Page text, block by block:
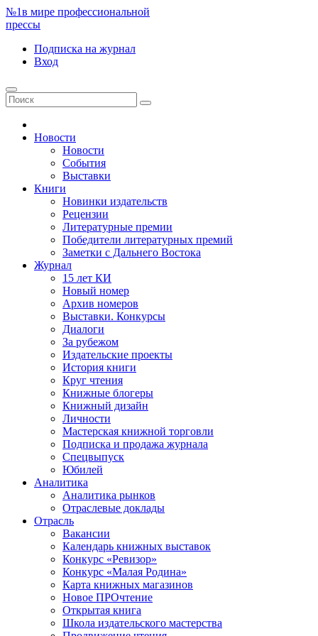
№1в мире профессиональной
прессы
Подписка на журнал
Вход
Новости
Новости
События
Выставки
Книги
Новинки издательств
Рецензии
Литературные премии
Победители литературных премий
Заметки с Дальнего Востока
Журнал
15 лет КИ
Новый номер
Архив номеров
Выставки. Конкурсы
Диалоги
За рубежом
Издательские проекты
История книги
Круг чтения
Книжные блогеры
Книжный дизайн
Личности
Мастерская книжной торговли
Подписка и продажа журнала
Спецвыпуск
Юбилей
Аналитика
Аналитика рынков
Отраслевые доклады
Отрасль
Вакансии
Календарь книжных выставок
Конкурс «Ревизор»
Конкурс «Малая Родина»
Карта книжных магазинов
Новое ПРОчтение
Открытая книга
Школа издательского мастерства